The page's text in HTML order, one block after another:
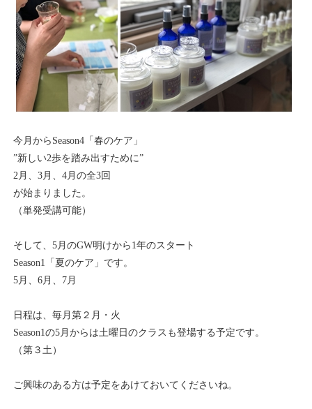
今月からSeason4「春のケア」
”新しい2歩を踏み出すために”
2月、3月、4月の全3回
が始まりました。
（単発受講可能）
そして、5月のGW明けから1年のスタート
Season1「夏のケア」です。
5月、6月、7月
日程は、毎月第２月・火
Season1の5月からは土曜日のクラスも登場する予定です。
（第３土）
ご興味のある方は予定をあけておいてくださいね。